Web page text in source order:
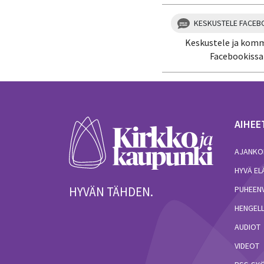
KESKUSTELE
Keskustele ja
Facebookissa
HYVÄN TÄHDEN.
HYVÄ
AUDIOT
VIDEOT